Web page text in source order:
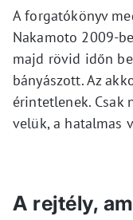
A forgatókönyv
Nakamoto 2009-
majd rövid időn
bányászott. Az
érintetlenek. Csak
velük, a hatalmas
A rejtély,